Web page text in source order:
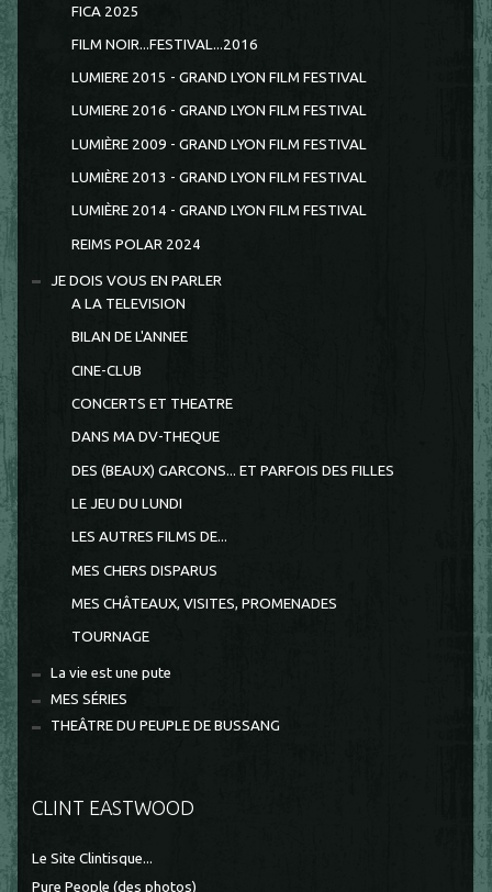
FICA 2025
FILM NOIR...FESTIVAL...2016
LUMIERE 2015 - GRAND LYON FILM FESTIVAL
LUMIERE 2016 - GRAND LYON FILM FESTIVAL
LUMIÈRE 2009 - GRAND LYON FILM FESTIVAL
LUMIÈRE 2013 - GRAND LYON FILM FESTIVAL
LUMIÈRE 2014 - GRAND LYON FILM FESTIVAL
REIMS POLAR 2024
JE DOIS VOUS EN PARLER
A LA TELEVISION
BILAN DE L'ANNEE
CINE-CLUB
CONCERTS ET THEATRE
DANS MA DV-THEQUE
DES (BEAUX) GARCONS... ET PARFOIS DES FILLES
LE JEU DU LUNDI
LES AUTRES FILMS DE...
MES CHERS DISPARUS
MES CHÂTEAUX, VISITES, PROMENADES
TOURNAGE
La vie est une pute
MES SÉRIES
THEÂTRE DU PEUPLE DE BUSSANG
CLINT EASTWOOD
Le Site Clintisque...
Pure People (des photos)